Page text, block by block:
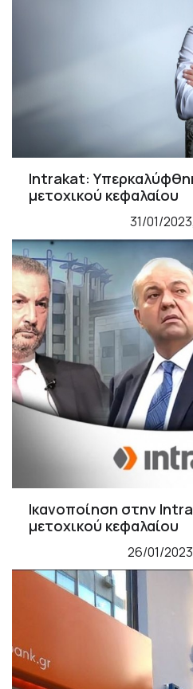
Intrakat:
μετοχικού κεφαλαίου
31/01/
Ικανοποίηση στην
μετοχικού κεφαλαίου
26/01/